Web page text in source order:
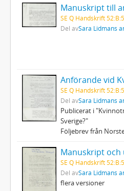
SE Q Handskrift
Del avSara Lidmans
SE Q Handskrift
Del avSara Lidmans
Publicerat i
Sverige?"
Följebrev från
SE Q Handskrift
Del avSara Lidmans
flera versioner